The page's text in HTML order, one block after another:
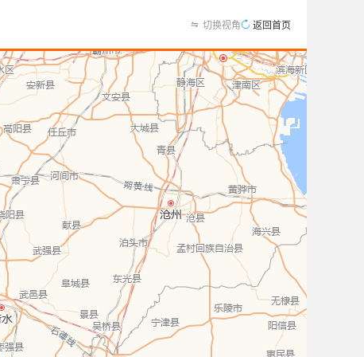
切换视角 返回首页